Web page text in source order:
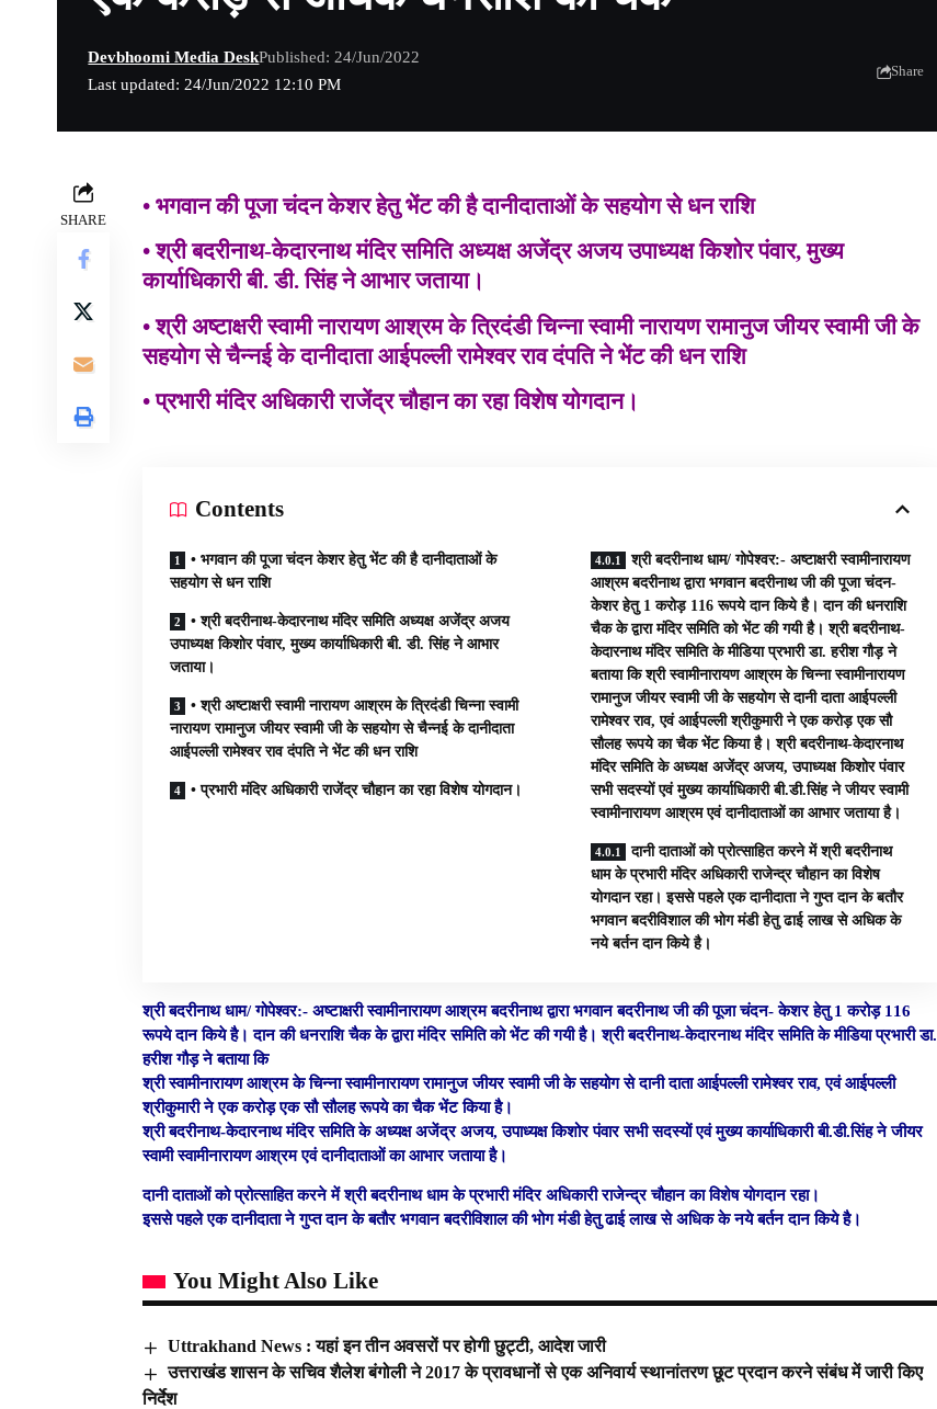
Last updated: 24/Jun/2022 12:10 PM
Devbhoomi Media DeskPublished: 24/Jun/2022
Share
SHARE
• भगवान की पूजा चंदन केशर हेतु भेंट की है दानीदाताओं के सहयोग से धन राशि
• श्री बदरीनाथ-केदारनाथ मंदिर समिति अध्यक्ष अजेंद्र अजय उपाध्यक्ष किशोर पंवार, मुख्य
कार्याधिकारी बी. डी. सिंह ने आभार जताया।
• श्री अष्टाक्षरी स्वामी नारायण आश्रम के त्रिदंडी चिन्ना स्वामी नारायण रामानुज जीयर स्वामी जी के
सहयोग से चैन्नई के दानीदाता आईपल्ली रामेश्वर राव दंपति ने भेंट की धन राशि
• प्रभारी मंदिर अधिकारी राजेंद्र चौहान का रहा विशेष योगदान।
Contents
• भगवान की पूजा चंदन केशर हेतु भेंट की है दानीदाताओं के
सहयोग से धन राशि
• श्री बदरीनाथ-केदारनाथ मंदिर समिति अध्यक्ष अजेंद्र अजय
उपाध्यक्ष किशोर पंवार, मुख्य कार्याधिकारी बी. डी. सिंह ने आभार
जताया।
• श्री अष्टाक्षरी स्वामी नारायण आश्रम के त्रिदंडी चिन्ना स्वामी
नारायण रामानुज जीयर स्वामी जी के सहयोग से चैन्नई के दानीदाता
आईपल्ली रामेश्वर राव दंपति ने भेंट की धन राशि
• प्रभारी मंदिर अधिकारी राजेंद्र चौहान का रहा विशेष योगदान।
श्री बदरीनाथ धाम/ गोपेश्वर:- अष्टाक्षरी स्वामीनारायण
आश्रम बदरीनाथ द्वारा भगवान बदरीनाथ जी की पूजा चंदन-
केशर हेतु 1 करोड़ 116 रूपये दान किये है। दान की धनराशि
चैक के द्वारा मंदिर समिति को भेंट की गयी है। श्री बदरीनाथ-
केदारनाथ मंदिर समिति के मीडिया प्रभारी डा. हरीश गौड़ ने
बताया कि श्री स्वामीनारायण आश्रम के चिन्ना स्वामीनारायण
रामानुज जीयर स्वामी जी के सहयोग से दानी दाता आईपल्ली
रामेश्वर राव, एवं आईपल्ली श्रीकुमारी ने एक करोड़ एक सौ
सौलह रूपये का चैक भेंट किया है। श्री बदरीनाथ-केदारनाथ
मंदिर समिति के अध्यक्ष अजेंद्र अजय, उपाध्यक्ष किशोर पंवार
सभी सदस्यों एवं मुख्य कार्याधिकारी बी.डी.सिंह ने जीयर स्वामी
स्वामीनारायण आश्रम एवं दानीदाताओं का आभार जताया है।
दानी दाताओं को प्रोत्साहित करने में श्री बदरीनाथ
धाम के प्रभारी मंदिर अधिकारी राजेन्द्र चौहान का विशेष
योगदान रहा। इससे पहले एक दानीदाता ने गुप्त दान के बतौर
भगवान बदरीविशाल की भोग मंडी हेतु ढाई लाख से अधिक के
नये बर्तन दान किये है।
श्री बदरीनाथ धाम/ गोपेश्वर:- अष्टाक्षरी स्वामीनारायण आश्रम बदरीनाथ द्वारा भगवान बदरीनाथ जी की पूजा चंदन- केशर हेतु 1 करोड़ 116
रूपये दान किये है। दान की धनराशि चैक के द्वारा मंदिर समिति को भेंट की गयी है। श्री बदरीनाथ-केदारनाथ मंदिर समिति के मीडिया प्रभारी डा.
हरीश गौड़ ने बताया कि
श्री स्वामीनारायण आश्रम के चिन्ना स्वामीनारायण रामानुज जीयर स्वामी जी के सहयोग से दानी दाता आईपल्ली रामेश्वर राव, एवं आईपल्ली
श्रीकुमारी ने एक करोड़ एक सौ सौलह रूपये का चैक भेंट किया है।
श्री बदरीनाथ-केदारनाथ मंदिर समिति के अध्यक्ष अजेंद्र अजय, उपाध्यक्ष किशोर पंवार सभी सदस्यों एवं मुख्य कार्याधिकारी बी.डी.सिंह ने जीयर
स्वामी स्वामीनारायण आश्रम एवं दानीदाताओं का आभार जताया है।
दानी दाताओं को प्रोत्साहित करने में श्री बदरीनाथ धाम के प्रभारी मंदिर अधिकारी राजेन्द्र चौहान का विशेष योगदान रहा।
इससे पहले एक दानीदाता ने गुप्त दान के बतौर भगवान बदरीविशाल की भोग मंडी हेतु ढाई लाख से अधिक के नये बर्तन दान किये है।
You Might Also Like
Uttrakhand News : यहां इन तीन अवसरों पर होगी छुट्टी, आदेश जारी
उत्तराखंड शासन के सचिव शैलेश बंगोली ने 2017 के प्रावधानों से एक अनिवार्य स्थानांतरण छूट प्रदान करने संबंध में जारी किए
निर्देश